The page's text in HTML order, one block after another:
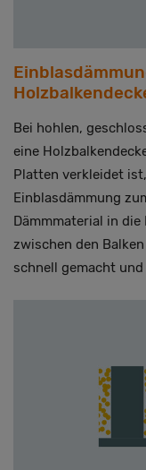
Bei hohlen,
eine
Platten verkleidet
Einblasdämmung
Dämmmaterial in
zwischen den
schnell gemacht